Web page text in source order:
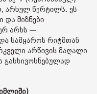
არხულ წერტილს. ეს
და მიზნები
არხს —
სამყაროს რიტმთან
არწივის მაღალი